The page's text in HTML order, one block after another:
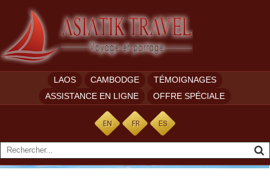
LAOS CAMBODGE
TÉMOIGNAGES
ASSISTANCE EN LIGNE
OFFRE SPÉCIALE